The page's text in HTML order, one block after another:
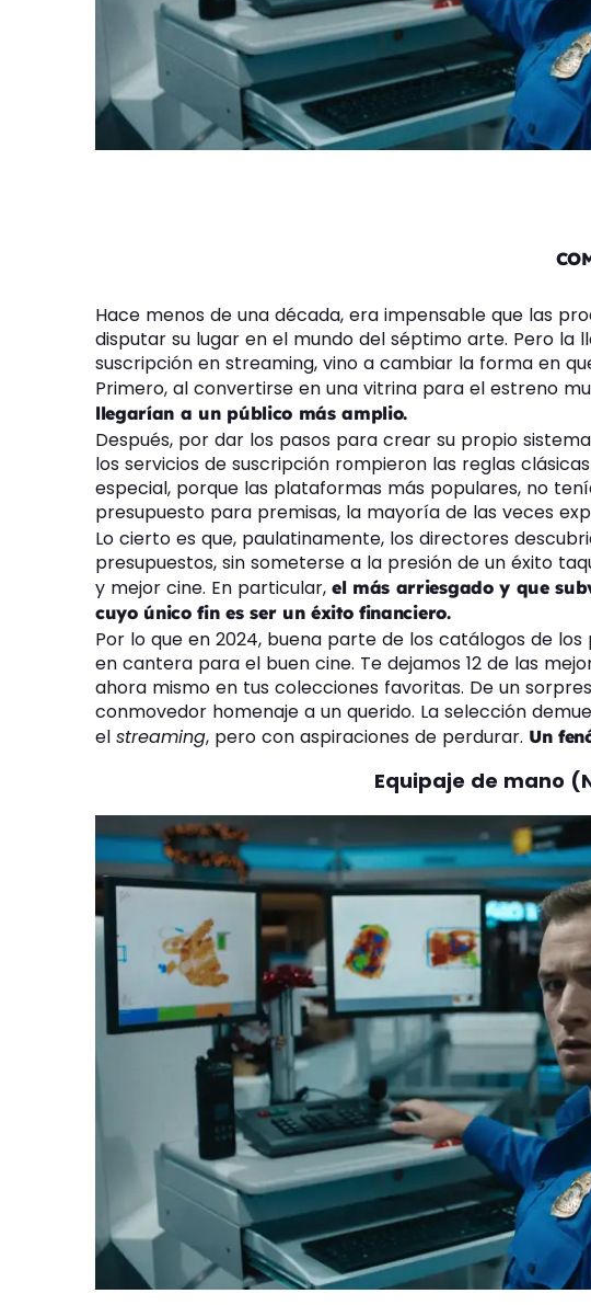
Hace menos de una década, era impensable que las
disputar su lugar en el mundo del séptimo arte. Pero la
suscripción en streaming, vino a cambiar la forma en
Primero, al convertirse en una vitrina para el estreno
llegarían a un público más amplio.
Después, por dar los pasos para crear su propio
los servicios de suscripción rompieron las reglas
especial, porque las plataformas más populares, no
presupuesto para premisas, la mayoría de las veces
Lo cierto es que, paulatinamente, los directores
presupuestos, sin someterse a la presión de un éxito
y mejor cine. En particular, el más arriesgado y que
cuyo único fin es ser un éxito financiero.
Por lo que en 2024, buena parte de los catálogos de
en cantera para el buen cine. Te dejamos 12 de las
ahora mismo en tus colecciones favoritas. De un
conmovedor homenaje a un querido. La selección
el streaming, pero con aspiraciones de perdurar. Un
Equipaje de mano